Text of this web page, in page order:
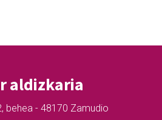
aldizkaria
behea - 48170 Zamudio